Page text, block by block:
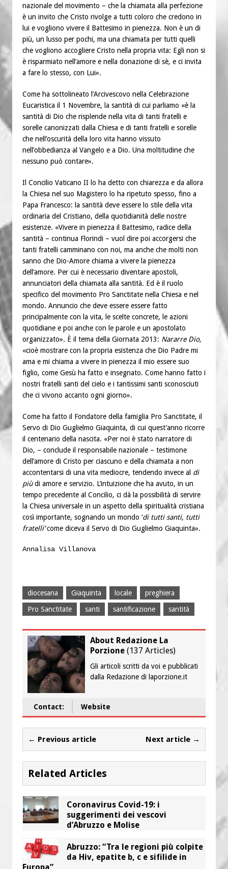
nazionale del movimento – che la chiamata alla perfezione
è un invito che Cristo rivolge a tutti coloro che credono in
lui e vogliono vivere il Battesimo in pienezza. Non è un di
più, un lusso per pochi, ma una chiamata per tutti quelli
che vogliono accogliere Cristo nella propria vita: Egli non si
è risparmiato nell’amore e nella donazione di sè, e ci invita
a fare lo stesso, con Lui».
Come ha sottolineato l’Arcivescovo nella Celebrazione
Eucaristica il 1 Novembre, la santità di cui parliamo «è la
santità di Dio che risplende nella vita di tanti fratelli e
sorelle canonizzati dalla Chiesa e di tanti fratelli e sorelle
che nell’oscurità della loro vita hanno vissuto
nell’obbedianza al Vangelo e a Dio. Una moltitudine che
nessuno può contare».
Il Concilio Vaticano II lo ha detto con chiarezza e da allora
la Chiesa nel suo Magistero lo ha ripetuto spesso, fino a
Papa Francesco: la santità deve essere lo stile della vita
ordinaria del Cristiano, della quotidianità delle nostre
esistenze. «Vivere in pienezza il Battesimo, radice della
santità – continua Florindi – vuol dire poi accorgersi che
tanti fratelli camminano con noi, ma anche che molti non
sanno che Dio-Amore chiama a vivere la pienezza
dell’amore­. Per cui è necessario diventare apostoli,
annunciatori della chiamata alla santità. Ed è il ruolo
specifico del movimento Pro Sanctitate nella Chiesa e nel
mondo. Annuncio che deve essere essere fatto
principalmente con la vita, le scelte concrete, le azioni
quotidiane e poi anche con le parole e un apostolato
organizzato­». È il tema della Giornata 2013: Nararre Dio,
«cioè mostrare con la propria esistenza che Dio Padre mi
ama e mi chiama a vivere in pienezza il mio essere suo
figlio, come Gesù ha fatto e insegnato. Come hanno fatto i
nostri fratelli santi del cielo e i tantissimi santi sconosciuti
che ci vivono accanto ogni giorno».
Come ha fatto il Fondatore della famiglia Pro Sanctitate, il
Servo di Dio Guglielmo Giaquinta, di cui quest’anno ricorre
il centenario della nascita. «Per noi è stato narratore di
Dio, – conclude il responsabile nazionale – testimone
dell’amore di Cristo per ciascuno e della chiamata a non
accontentarsi di una vita mediocre, tendendo invece al di
piùdi amore e servizio. L’intuizione che ha avuto, in un
tempo precedente al Concilio, ci dà la possibilità di servire
la Chiesa universale in un aspetto della spiritualità cristiana
così importante, sognando un mondo ‘di tutti santi, tutti
fratelli’come diceva il Servo di Dio Guglielmo Giaquinta».
Annalisa Villanova
diocesana Giaquinta locale
preghiera
Pro Sanctitate
santi santificazione santità
About Redazione La
Porzione (137 Articles)
Gli articoli scritti da voi e pubblicati
dalla Redazione di laporzione.it
Contact: Website
← Previous article Next article →
Related Articles
Coronavirus Covid-19: i
suggerimenti dei vescovi
d’Abruzzo e Molise
Abruzzo: “Tra le regioni più colpite
da Hiv, epatite b, c e sifilide in